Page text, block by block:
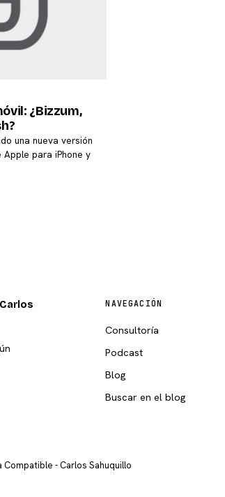
¿Bizzum,
una nueva versión
para iPhone y
NAVEGACIÓN
Consultoría
Podcast
Blog
Buscar en el blog
- Carlos Sahuquillo